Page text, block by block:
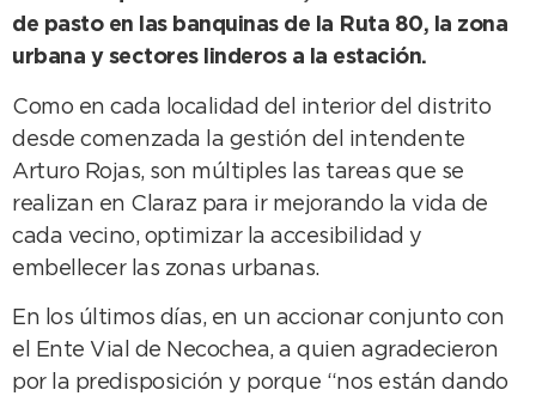
de pasto en las banquinas de la Ruta 80, la zona
urbana y sectores linderos a la estación.
Como en cada localidad del interior del distrito
desde comenzada la gestión del intendente
Arturo Rojas, son múltiples las tareas que se
realizan en Claraz para ir mejorando la vida de
cada vecino, optimizar la accesibilidad y
embellecer las zonas urbanas.
En los últimos días, en un accionar conjunto con
el Ente Vial de Necochea, a quien agradecieron
por la predisposición y porque “nos están dando